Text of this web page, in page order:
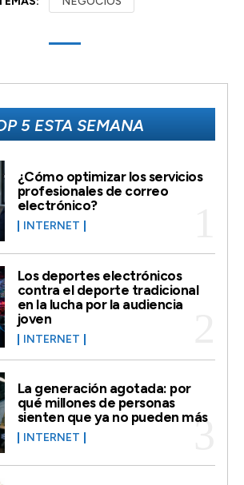
5 ESTA SEMANA
¿Cómo optimizar los servicios
profesionales de correo
electrónico?
INTERNET
Los deportes electrónicos
contra el deporte tradicional
en la lucha por la audiencia
joven
INTERNET
La generación agotada: por
qué millones de personas
sienten que ya no pueden más
INTERNET